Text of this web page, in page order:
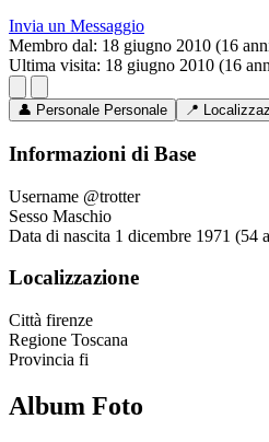
Invia un Messaggio
Membro dal: 18 giugno 2010 (16
Ultima visita: 18 giugno 2010 (16
👤 Personale Personale 📍
Informazioni di Base
Username @trotter
Sesso Maschio
Data di nascita 1 dicembre 1971 (54
Localizzazione
Città firenze
Regione Toscana
Provincia fi
Album Foto